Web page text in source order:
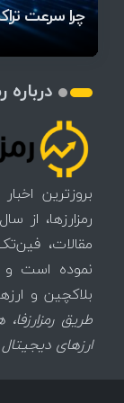
دیجیتال
چرا سرعت
تهدید
اتفاق
تغییر می‌کند
کدامند؟
اتفاق مهم در
میز / ۶۲۲ بیت‌کوین کجا رفت؟
درباره
بروزترین
مقالات،
نموده است و
بلاکچین و
طریق
ارزهای